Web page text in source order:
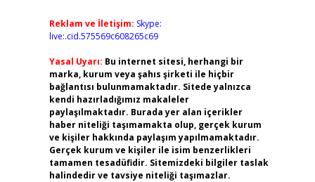
Reklam ve İletişim: Skype:
live:.cid.575569c608265c69
Yasal Uyarı: Bu internet sitesi, herhangi bir
marka, kurum veya şahıs şirketi ile hiçbir
bağlantısı bulunmamaktadır. Sitede yalnızca
kendi hazırladığımız makaleler
paylaşılmaktadır. Burada yer alan içerikler
haber niteliği taşımamakta olup, gerçek kurum
ve kişiler hakkında paylaşım yapılmamaktadır.
Gerçek kurum ve kişiler ile isim benzerlikleri
tamamen tesadüfidir. Sitemizdeki bilgiler taslak
halindedir ve tavsiye niteliği taşımazlar.